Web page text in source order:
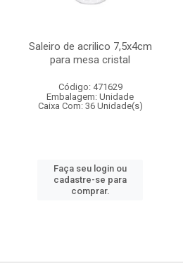
Saleiro de acrilico 7,5x4cm
para mesa cristal
Código: 471629
Embalagem: Unidade
Caixa Com: 36 Unidade(s)
Faça seu login ou
cadastre-se para
comprar.